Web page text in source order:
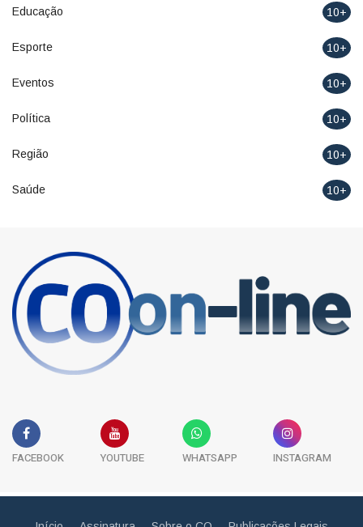
Educação 10+
Esporte 10+
Eventos 10+
Política 10+
Região 10+
Saúde 10+
FACEBOOK YOUTUBE WHATSAPP INSTAGRAM